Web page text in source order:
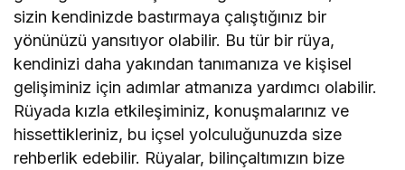
sizin kendinizde bastırmaya çalıştığınız bir
yönünüzü yansıtıyor olabilir. Bu tür bir rüya,
kendinizi daha yakından tanımanıza ve kişisel
gelişiminiz için adımlar atmanıza yardımcı olabilir.
Rüyada kızla etkileşiminiz, konuşmalarınız ve
hissettikleriniz, bu içsel yolculuğunuzda size
rehberlik edebilir. Rüyalar, bilinçaltımızın bize